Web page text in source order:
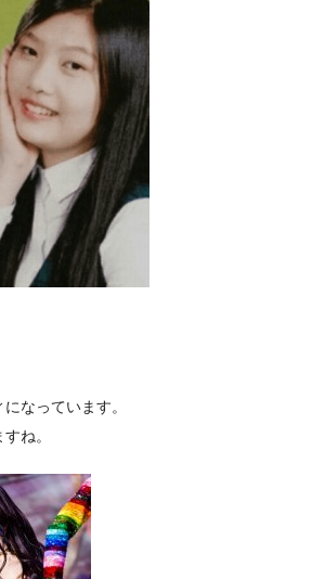
なっています。
ね。